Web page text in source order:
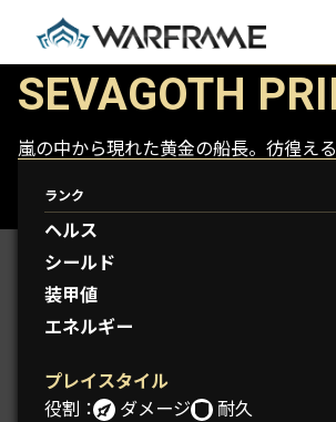
SEVAGOTH
嵐の中から現れた黄金の船長。彷徨える
ランク
ヘルス
シールド
装甲値
エネルギー
プレイスタイル
役割：
ダメージ
耐久